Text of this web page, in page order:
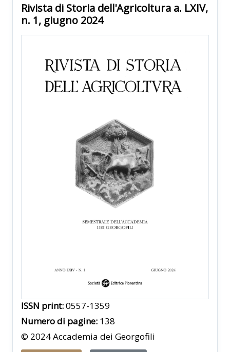
Rivista di Storia dell'Agricoltura a. LXIV,
n. 1, giugno 2024
ISSN print:0557-1359
Numero di pagine: 138
© 2024 Accademia dei Georgofili